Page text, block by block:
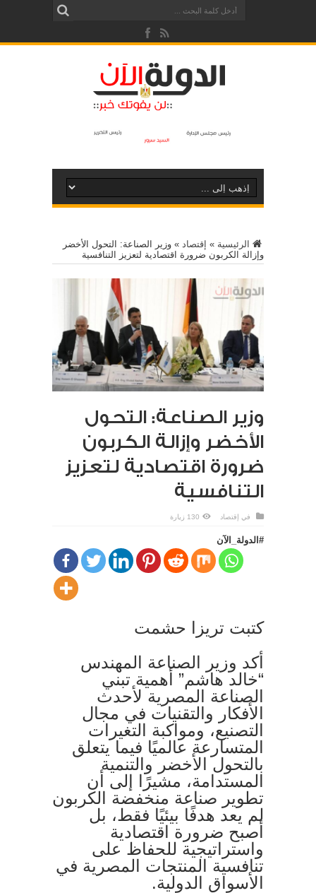
الرئيسية » إقتصاد » وزير الصناعة: التحول الأخضر
وإزالة الكربون ضرورة اقتصادية لتعزيز التنافسية
وزير الصناعة: التحول
الأخضر وإزالة الكربون
ضرورة اقتصادية لتعزيز
التنافسية
في إقتصاد 130 زيارة
#الدولة_الآن
كتبت تريزا حشمت
أكد وزير الصناعة المهندس
“خالد هاشم” أهمية تبني
الصناعة المصرية لأحدث
الأفكار والتقنيات في مجال
التصنيع، ومواكبة التغيرات
المتسارعة عالميًا فيما يتعلق
بالتحول الأخضر والتنمية
المستدامة، مشيرًا إلى أن
تطوير صناعة منخفضة الكربون
لم يعد هدفًا بيئيًا فقط، بل
أصبح ضرورة اقتصادية
واستراتيجية للحفاظ على
تنافسية المنتجات المصرية في
الأسواق الدولية.